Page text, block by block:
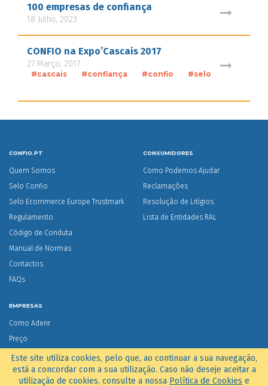
100 empresas de confiança
18 Julho, 2023
CONFIO na Expo’Cascais 2017
27 Março, 2017
#cascais #confiança #confio #selo
CONFIO.PT
Quem Somos
Selo Confio
Selo Ecommerce Europe Trustmark
Regulamento
Código de Conduta
Manual de Normas
Contactos
FAQs
CONSUMIDORES
Como Podemos Ajudar
Reclamações
Resolução de Litígios
Lista de Entidades RAL
EMPRESAS
Como Aderir
Preço
Lista de Aderentes ao Selo
Testemunhos
Este site utiliza cookies, pelo que, ao continuar a sua navegação,
está a concordar com a sua utilização. Caso não deseje aceitar a
utilização de cookies, consulte a nossa Política de Cookies e